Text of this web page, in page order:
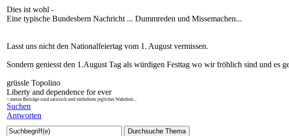
Dies ist wohl -
Eine typische Bundesbern Nachricht ... Dummreden und Missemachen...
Lasst uns nicht den Nationalfeiertag vom 1. August vermissen.
Sondern geniesst den 1.August Tag als würdigen Festtag wo wir fröhlich sind und es
grüssle Topolino
Liberty and dependence for ever
> meine Beiträge sind satirisch und entbehren jeglicher Wahrheit...
Suchen
Antworten